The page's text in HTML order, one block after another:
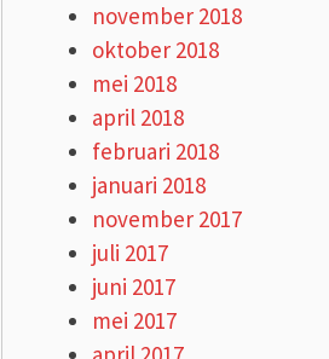
november 2018
oktober 2018
mei 2018
april 2018
februari 2018
januari 2018
november 2017
juli 2017
juni 2017
mei 2017